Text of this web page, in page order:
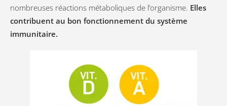
nombreuses réactions métaboliques de l’organisme. Elles
contribuent au bon fonctionnement du système
immunitaire.